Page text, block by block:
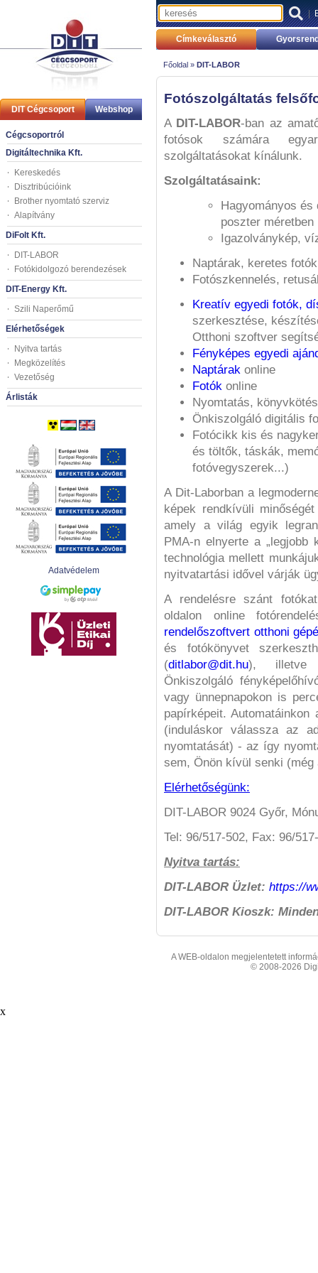
DIT Cégcsoport Webshop
Cégcsoportról
Digitáltechnika Kft.
Kereskedés
Disztribúcióink
Brother nyomtató szerviz
Alapítvány
DiFolt Kft.
DIT-LABOR
Fotókidolgozó berendezések
DIT-Energy Kft.
Szili Naperőmű
Elérhetőségek
Nyitva tartás
Megközelítés
Vezetőség
Árlisták
Adatvédelem
|
Címkeválasztó
Főoldal » DIT-LABOR
Fotószolgáltatás
A DIT-LABOR-ban az
fotósok számára
szolgáltatásokat kínálunk.
Szolgáltatásaink:
Hagyományos
poszter méretben
Igazolványkép,
Naptárak, keretes
Fotószkennelés,
Kreatív egyedi fotók,
szerkesztése,
Otthoni szoftver
Fényképes egyedi
Naptárak online
Fotók online
Nyomtatás,
Önkiszolgáló digitális
Fotócikk kis és
és töltők, táskák,
fotóvegyszerek...)
A Dit-Laborban a
képek rendkívüli
amely a világ egyik
PMA-n elnyerte a „legjobb
technológia mellett
nyitvatartási idővel várják
A rendelésre szánt
oldalon online
rendelőszoftvert otthoni
és fotókönyvet
(ditlabor@dit.hu), illetve
Önkiszolgáló
vagy ünnepnapokon is
papírképeit.
(induláskor válassza az
nyomtatását) - az így
sem, Önön kívül senki
Elérhetőségünk:
DIT-LABOR 9024 Győr,
Tel: 96/517-502, Fax: 96/
Nyitva tartás:
DIT-LABOR Üzlet: https://
DIT-LABOR Kioszk:
A WEB-oldalon megjelentetett
© 2008-2026
x